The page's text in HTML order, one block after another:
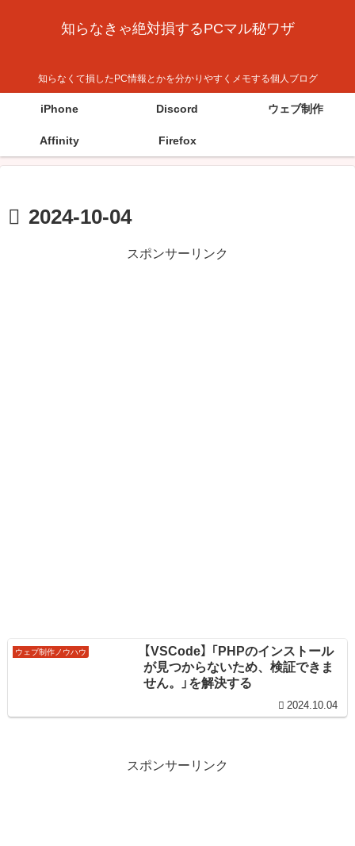
知らなきゃ絶対損するPCマル秘ワザ
知らなくて損したPC情報とかを分かりやすくメモする個人ブログ
iPhone Discord ウェブ制作
Affinity Firefox
2024-10-04
スポンサーリンク
ウェブ制作ノウハウ
【VSCode】 「PHPのインストール
が見つからないため、検証できま
せん。」を解決する
2024.10.04
スポンサーリンク